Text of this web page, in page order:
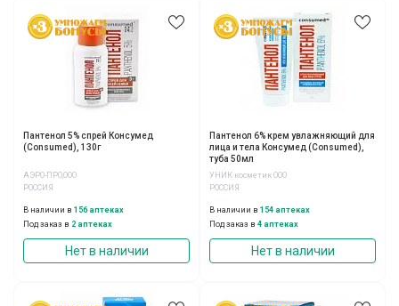
Пантенол 5% спрей Консумед
(Consumed), 130г
АЭРО-ПРО,ООО
РОССИЯ
В наличии в 156 аптеках
Под заказ в 2 аптеках
Нет в наличии
Пантенол 6% крем увлажняющий для
лица и тела Консумед (Consumed),
туба 50мл
УНИК косметик ООО
РОССИЯ
В наличии в 154 аптеках
Под заказ в 4 аптеках
Нет в наличии